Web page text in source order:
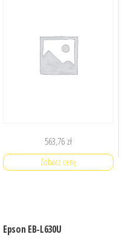
563,76 zł
Zobacz cenę
Epson EB-L630U